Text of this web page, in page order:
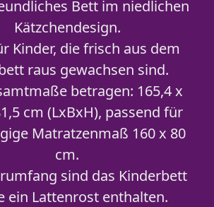
Bett im niedlichen
Kätzchendesign.
Kinder, die frisch aus dem
raus gewachsen sind.
betragen: 165,4 x
cm (LxBxH), passend für
Matratzenmaß 160 x 80
cm.
sind das Kinderbett
ein Lattenrost enthalten.